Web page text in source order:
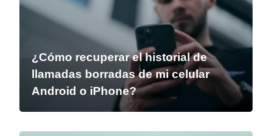
¿Cómo recuperar el historial de
llamadas borradas de mi celular
Android o iPhone?